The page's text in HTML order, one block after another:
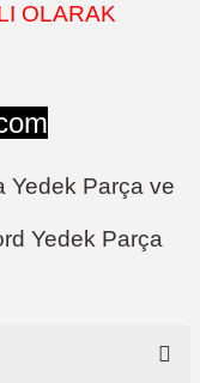
OLARAK
Yedek Parça ve
Yedek Parça